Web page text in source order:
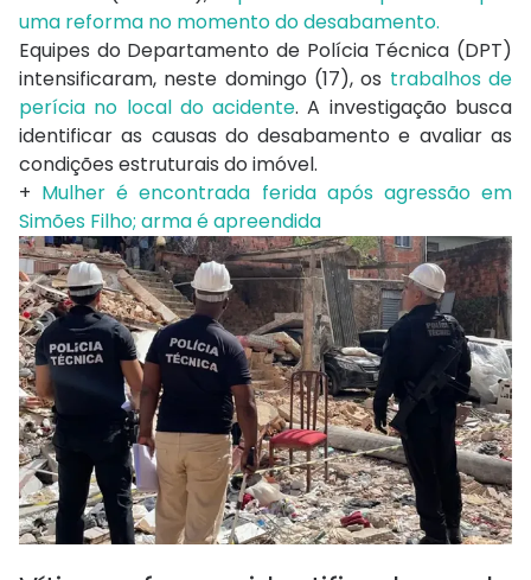
uma reforma no momento do desabamento.
Equipes do Departamento de Polícia Técnica (DPT)
intensificaram, neste domingo (17), os trabalhos de
perícia no local do acidente. A investigação busca
identificar as causas do desabamento e avaliar as
condições estruturais do imóvel.
+ Mulher é encontrada ferida após agressão em
Simões Filho; arma é apreendida